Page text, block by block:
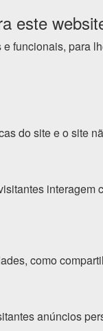
este
funcionais, para
do site e o site
como
anúncios